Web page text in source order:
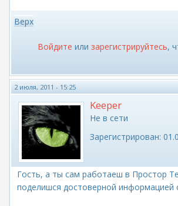
Верх
Войдите или зарегистрируйтесь,
2 июля, 2011 - 15:25
Keeper
Не в сети
Зарегистрирован:
Гость, а ты сам работаеш в Простор
поделишся достоверной информацией